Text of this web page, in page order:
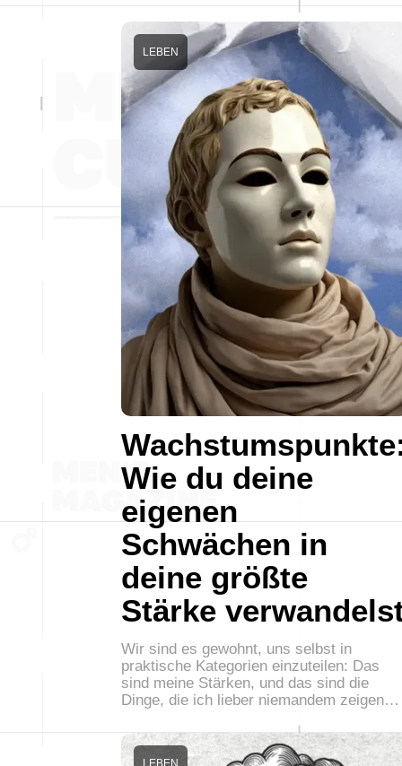
Wie du deine
eigenen
Schwächen in
deine größte
Stärke
LEBEN
Wir sind es gewohnt, uns selbst in
praktische Kategorien einzuteilen: Das
sind meine Stärken, und das sind die
Dinge, die ich lieber niemandem zeigen…
LEBEN